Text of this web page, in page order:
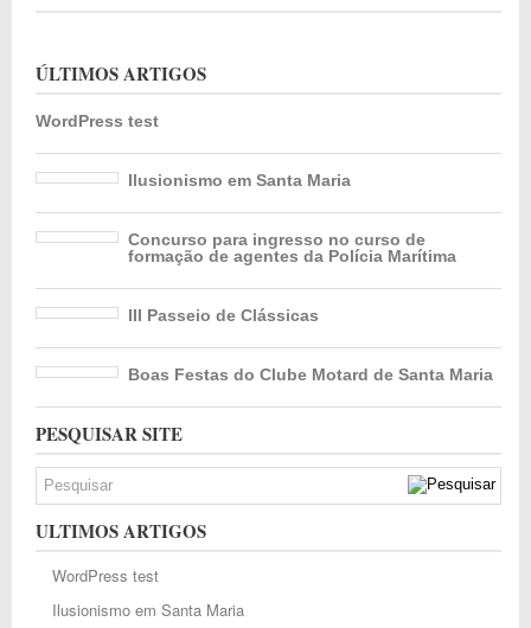
ÚLTIMOS ARTIGOS
WordPress test
Ilusionismo em Santa Maria
Concurso para ingresso no curso de
formação de agentes da Polícia Marítima
III Passeio de Clássicas
Boas Festas do Clube Motard de Santa Maria
PESQUISAR SITE
ULTIMOS ARTIGOS
WordPress test
Ilusionismo em Santa Maria